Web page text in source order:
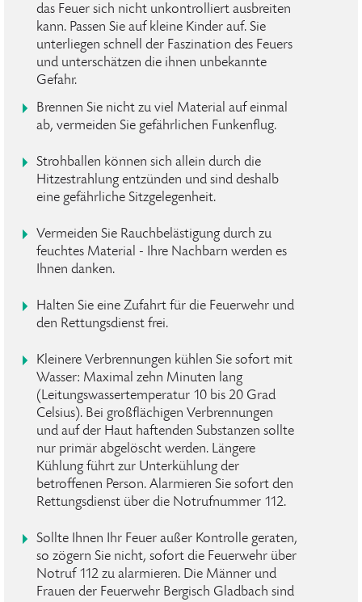
das Feuer sich nicht unkontrolliert ausbreiten
kann. Passen Sie auf kleine Kinder auf. Sie
unterliegen schnell der Faszination des Feuers
und unterschätzen die ihnen unbekannte
Gefahr.
Brennen Sie nicht zu viel Material auf einmal
ab, vermeiden Sie gefährlichen Funkenflug.
Strohballen können sich allein durch die
Hitzestrahlung entzünden und sind deshalb
eine gefährliche Sitzgelegenheit.
Vermeiden Sie Rauchbelästigung durch zu
feuchtes Material - Ihre Nachbarn werden es
Ihnen danken.
Halten Sie eine Zufahrt für die Feuerwehr und
den Rettungsdienst frei.
Kleinere Verbrennungen kühlen Sie sofort mit
Wasser: Maximal zehn Minuten lang
(Leitungswassertemperatur 10 bis 20 Grad
Celsius). Bei großflächigen Verbrennungen
und auf der Haut haftenden Substanzen sollte
nur primär abgelöscht werden. Längere
Kühlung führt zur Unterkühlung der
betroffenen Person. Alarmieren Sie sofort den
Rettungsdienst über die Notrufnummer 112.
Sollte Ihnen Ihr Feuer außer Kontrolle geraten,
so zögern Sie nicht, sofort die Feuerwehr über
Notruf 112 zu alarmieren. Die Männer und
Frauen der Feuerwehr Bergisch Gladbach sind